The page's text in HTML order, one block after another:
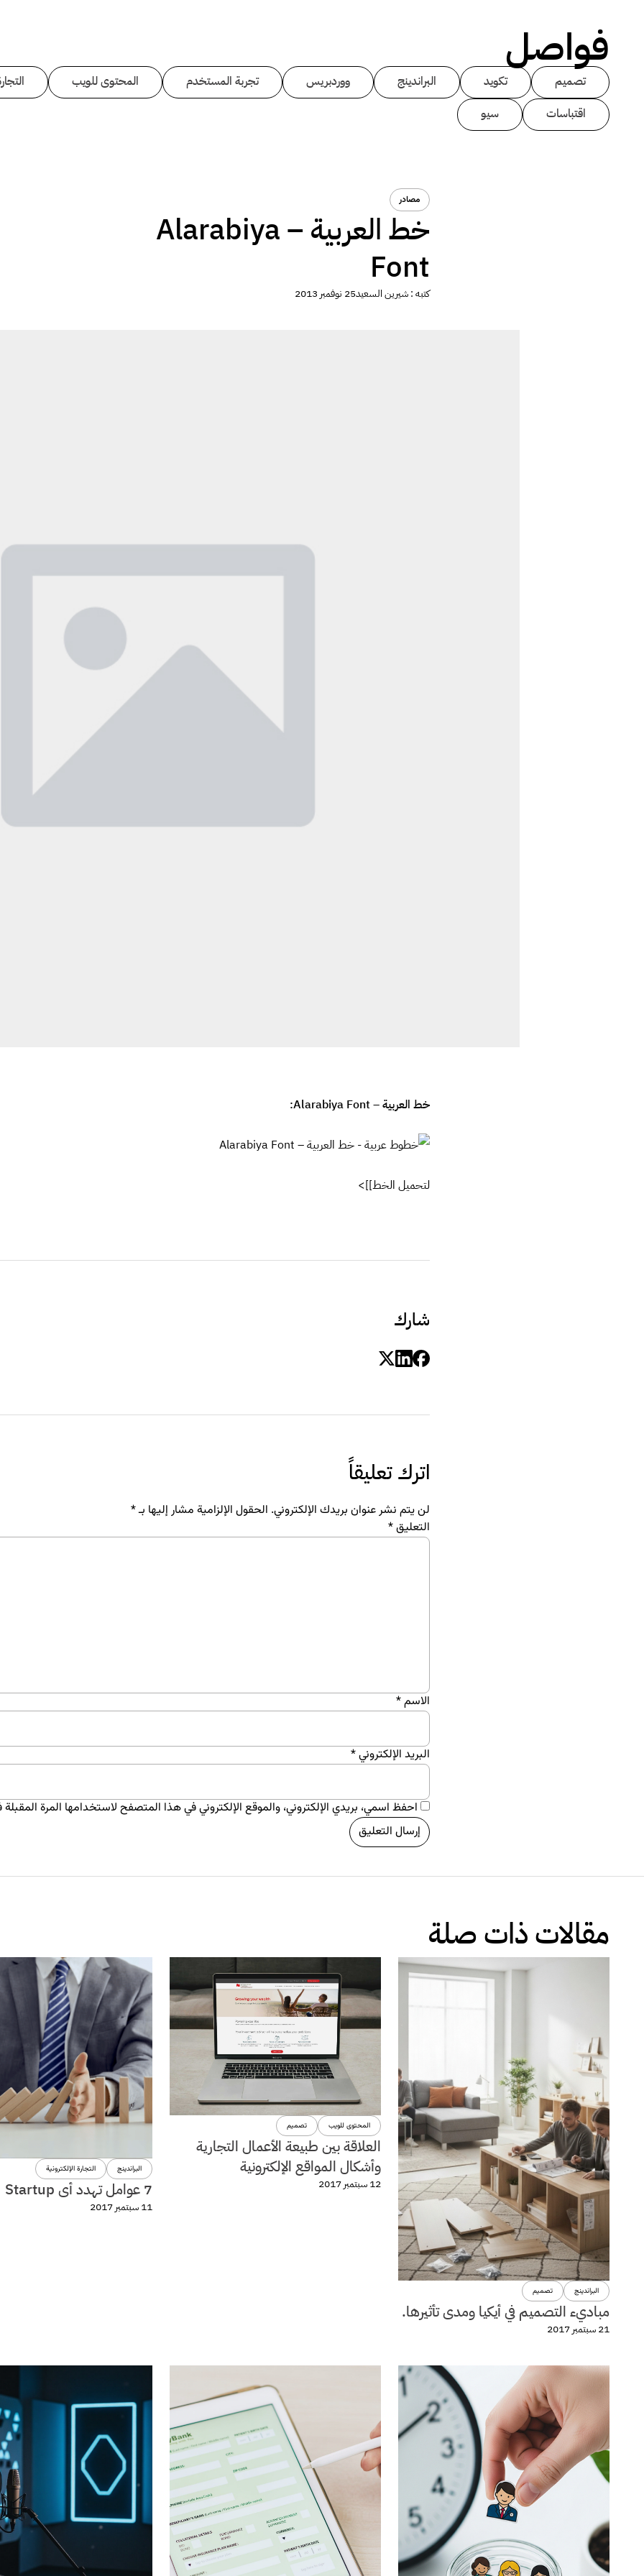
فواصل
تصميم تكويد البراندينج ووردبريس تجربة المستخدم المحتوى للويب
اقتباسات
سيو
مصادر
خط العربية – Alarabiya
Font
كتبه :شيرين السعيد25 نوفمبر 2013
خط العربية – Alarabiya Font:
لتحميل الخط]]>
شارك
اترك تعليقاً
لن يتم نشر عنوان بريدك الإلكتروني. الحقول الإلزامية مشار إليها بـ*
التعليق*
الاسم*
البريد الإلكتروني*
احفظ اسمي، بريدي الإلكتروني، والموقع الإلكتروني في هذا المتصفح لاستخدامها المرة
مقالات ذات صلة
البراندينج تصميم
مباديء التصميم في أيكيا ومدى تأثيرها.
21 سبتمبر 2017
المحتوى للويب تصميم
العلاقة بين طبيعة الأعمال التجارية
وأشكال المواقع الإلكترونية
12 سبتمبر 2017
البراندينج التجارة الإلكترونية
7 عوامل تهدد أى Startup
11 سبتمبر 2017